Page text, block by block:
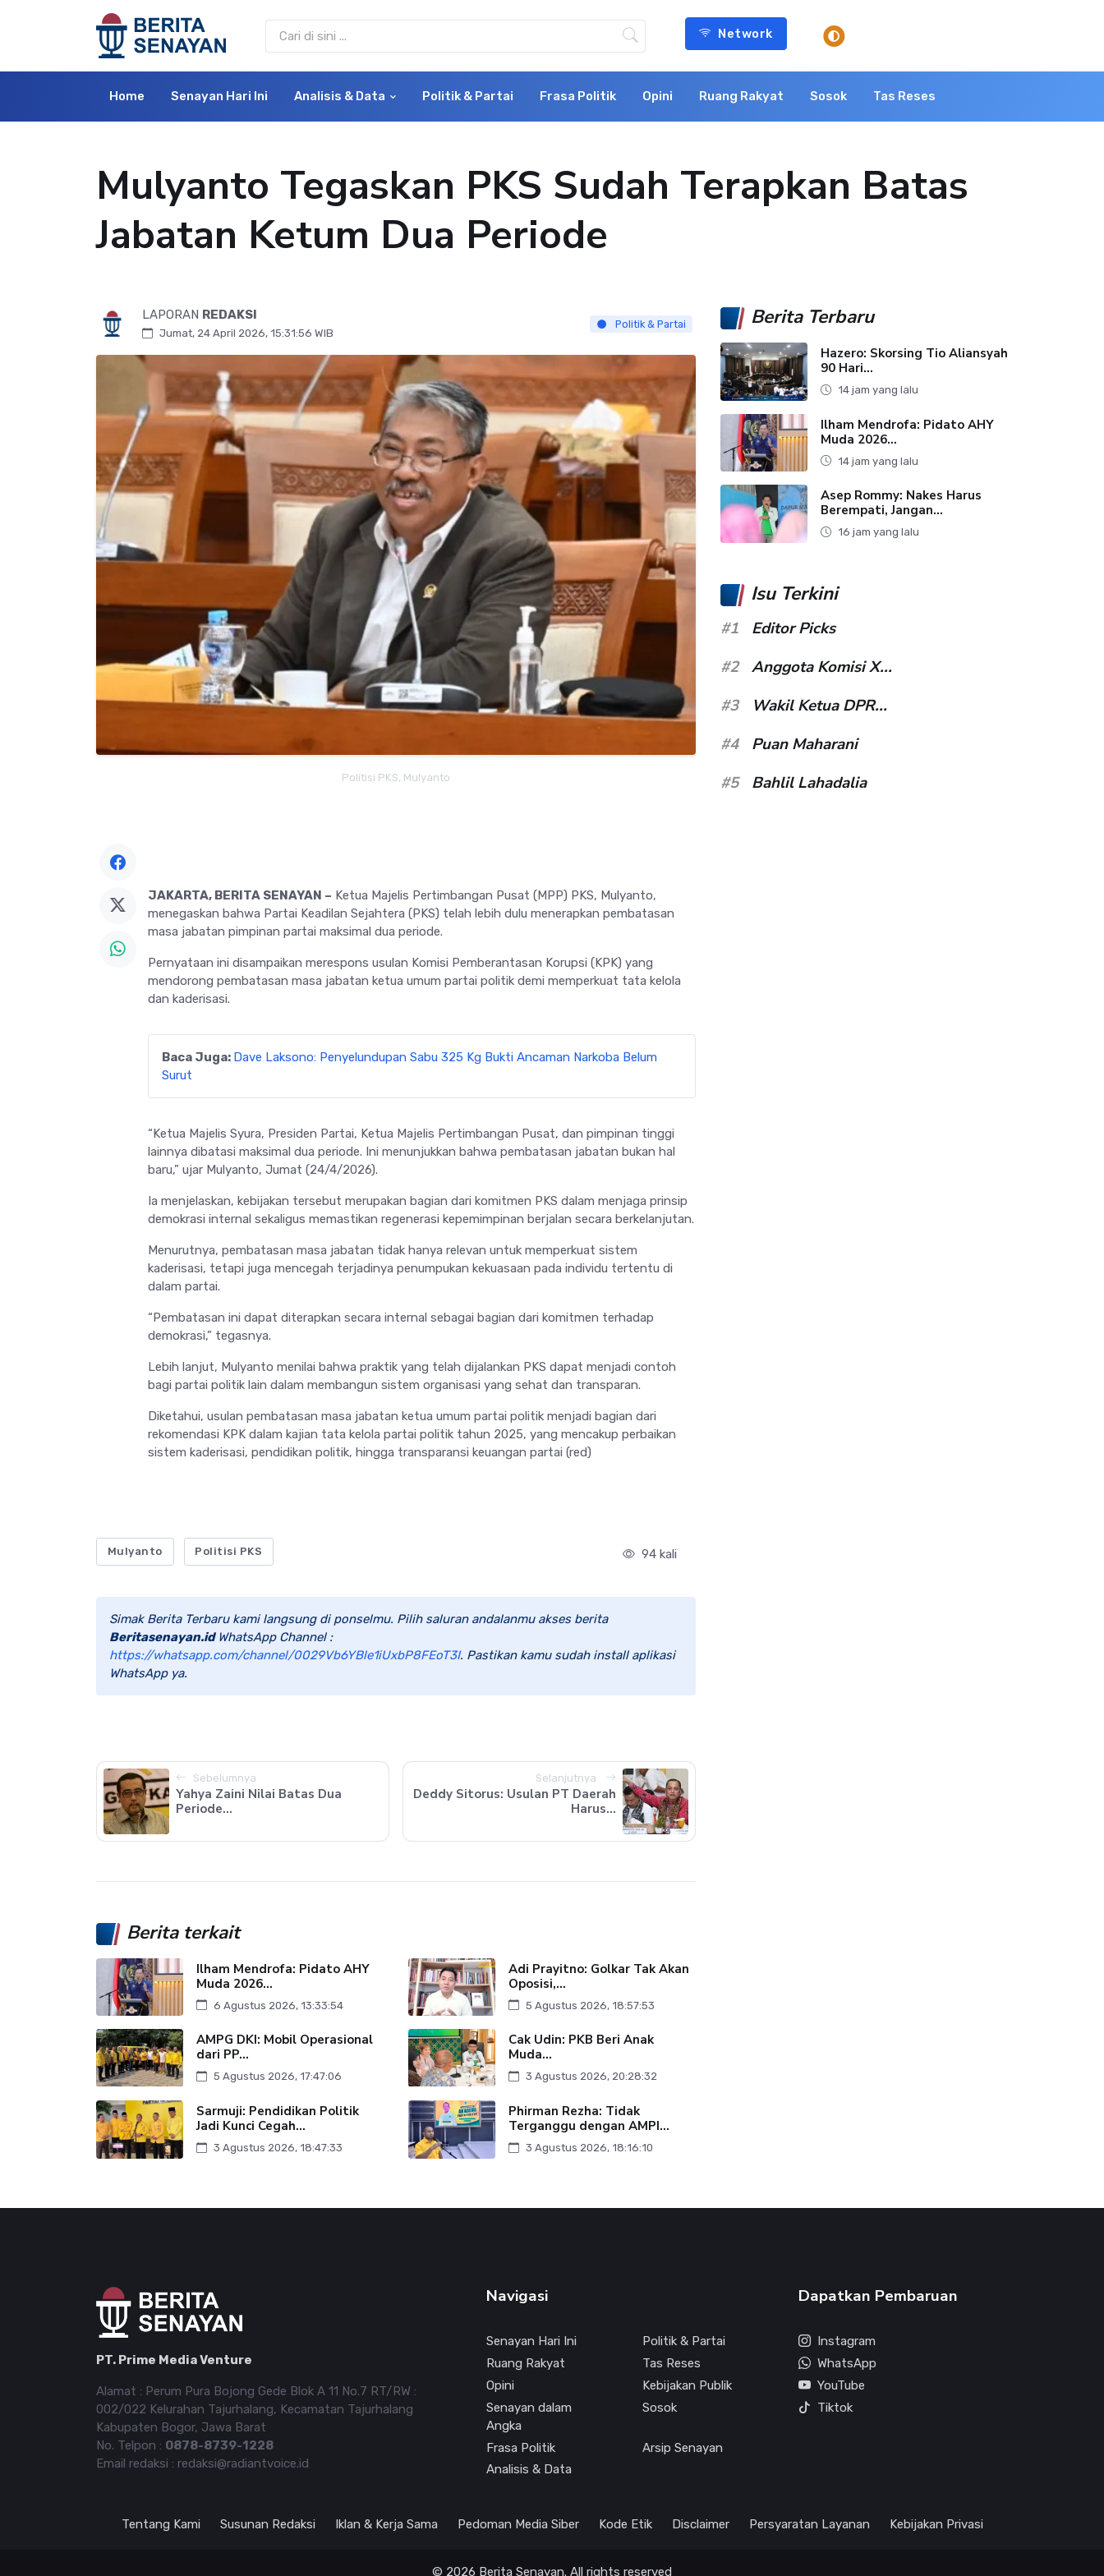
Network
Home Senayan Hari Ini Analisis & Data Politik & Partai Frasa Politik Opini Ruang Rakyat Sosok Tas Reses
Mulyanto Tegaskan PKS Sudah Terapkan Batas
Jabatan Ketum Dua Periode
LAPORAN REDAKSI
Jumat, 24 April 2026, 15:31:56 WIB
Politik & Partai
Politisi PKS, Mulyanto
JAKARTA, BERITA SENAYAN – Ketua Majelis Pertimbangan Pusat (MPP) PKS, Mulyanto,
menegaskan bahwa Partai Keadilan Sejahtera (PKS) telah lebih dulu menerapkan pembatasan
masa jabatan pimpinan partai maksimal dua periode.
Pernyataan ini disampaikan merespons usulan Komisi Pemberantasan Korupsi (KPK) yang
mendorong pembatasan masa jabatan ketua umum partai politik demi memperkuat tata kelola
dan kaderisasi.
Baca Juga: Dave Laksono: Penyelundupan Sabu 325 Kg Bukti Ancaman Narkoba Belum
Surut
“Ketua Majelis Syura, Presiden Partai, Ketua Majelis Pertimbangan Pusat, dan pimpinan tinggi
lainnya dibatasi maksimal dua periode. Ini menunjukkan bahwa pembatasan jabatan bukan hal
baru,” ujar Mulyanto, Jumat (24/4/2026).
Ia menjelaskan, kebijakan tersebut merupakan bagian dari komitmen PKS dalam menjaga prinsip
demokrasi internal sekaligus memastikan regenerasi kepemimpinan berjalan secara berkelanjutan.
Menurutnya, pembatasan masa jabatan tidak hanya relevan untuk memperkuat sistem
kaderisasi, tetapi juga mencegah terjadinya penumpukan kekuasaan pada individu tertentu di
dalam partai.
“Pembatasan ini dapat diterapkan secara internal sebagai bagian dari komitmen terhadap
demokrasi,” tegasnya.
Lebih lanjut, Mulyanto menilai bahwa praktik yang telah dijalankan PKS dapat menjadi contoh
bagi partai politik lain dalam membangun sistem organisasi yang sehat dan transparan.
Diketahui, usulan pembatasan masa jabatan ketua umum partai politik menjadi bagian dari
rekomendasi KPK dalam kajian tata kelola partai politik tahun 2025, yang mencakup perbaikan
sistem kaderisasi, pendidikan politik, hingga transparansi keuangan partai (red)
Mulyanto Politisi PKS 94 kali
Simak Berita Terbaru kami langsung di ponselmu. Pilih saluran andalanmu akses berita
Beritasenayan.idWhatsApp Channel :
https://whatsapp.com/channel/0029Vb6YBle1iUxbP8FEoT3I. Pastikan kamu sudah install aplikasi
WhatsApp ya.
Sebelumnya
Yahya Zaini Nilai Batas Dua
Periode...
Selanjutnya
Deddy Sitorus: Usulan PT Daerah
Harus...
Berita terkait
Ilham Mendrofa: Pidato AHY
Muda 2026...
6 Agustus 2026, 13:33:54
Adi Prayitno: Golkar Tak Akan
Oposisi,...
5 Agustus 2026, 18:57:53
AMPG DKI: Mobil Operasional
dari PP...
5 Agustus 2026, 17:47:06
Cak Udin: PKB Beri Anak
Muda...
3 Agustus 2026, 20:28:32
Sarmuji: Pendidikan Politik
Jadi Kunci Cegah...
3 Agustus 2026, 18:47:33
Phirman Rezha: Tidak
Terganggu dengan AMPI...
3 Agustus 2026, 18:16:10
Berita Terbaru
Hazero: Skorsing Tio Aliansyah
90 Hari...
14 jam yang lalu
Ilham Mendrofa: Pidato AHY
Muda 2026...
14 jam yang lalu
Asep Rommy: Nakes Harus
Berempati, Jangan...
16 jam yang lalu
Isu Terkini
#1
Editor Picks
#2
Anggota Komisi X...
#3
Wakil Ketua DPR...
#4
Puan Maharani
#5
Bahlil Lahadalia
PT. Prime Media Venture
Alamat : Perum Pura Bojong Gede Blok A 11 No.7 RT/RW :
002/022 Kelurahan Tajurhalang, Kecamatan Tajurhalang
Kabupaten Bogor, Jawa Barat
No. Telpon : 0878-8739-1228
Email redaksi : redaksi@radiantvoice.id
Navigasi
Senayan Hari Ini
Politik & Partai
Ruang Rakyat
Tas Reses
Opini
Kebijakan Publik
Senayan dalam
Angka
Sosok
Frasa Politik
Arsip Senayan
Analisis & Data
Dapatkan Pembaruan
Instagram
WhatsApp
YouTube
Tiktok
Tentang Kami Susunan Redaksi Iklan & Kerja Sama Pedoman Media Siber Kode Etik Disclaimer Persyaratan Layanan Kebijakan Privasi
© 2026 Berita Senayan. All rights reserved